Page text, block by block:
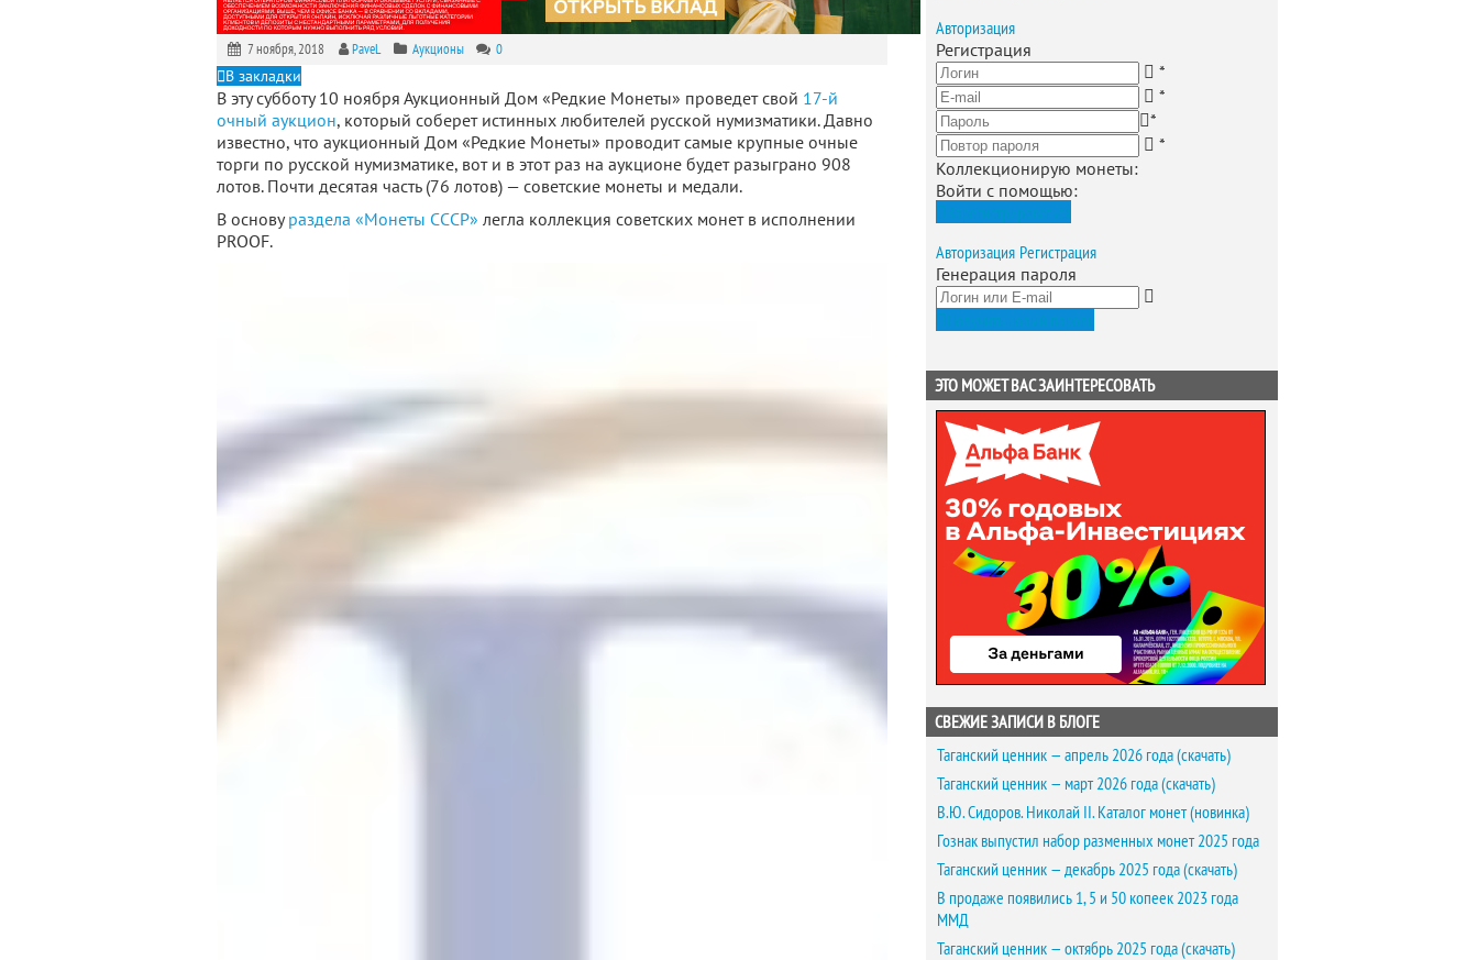
7 ноября, 2018 PaveL Аукционы 0
В закладки
В эту субботу 10 ноября Аукционный Дом «Редкие Монеты» проведет свой 17-й
очный аукцион, который соберет истинных любителей русской нумизматики. Давно
известно, что аукционный Дом «Редкие Монеты» проводит самые крупные очные
торги по русской нумизматике, вот и в этот раз на аукционе будет разыграно 908
лотов. Почти десятая часть (76 лотов) — советские монеты и медали.
В основураздела «Монеты СССР» легла коллекция советских монет в исполнении
PROOF.
Авторизация
Регистрация
*
*
*
*
Коллекционирую монеты:
Войти с помощью:
Авторизация Регистрация
Генерация пароля
ЭТО МОЖЕТ ВАС ЗАИНТЕРЕСОВАТЬ
СВЕЖИЕ ЗАПИСИ В БЛОГЕ
Таганский ценник — апрель 2026 года (скачать)
Таганский ценник — март 2026 года (скачать)
В.Ю. Сидоров. Николай II. Каталог монет (новинка)
Гознак выпустил набор разменных монет 2025 года
Таганский ценник — декабрь 2025 года (скачать)
В продаже появились 1, 5 и 50 копеек 2023 года
ММД
Таганский ценник — октябрь 2025 года (скачать)